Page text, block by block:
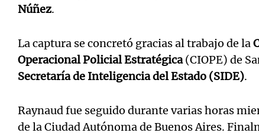
Núñez.
La captura se concretó gracias al trabajo de la
Operacional Policial Estratégica(CIOPE) de
Secretaría de Inteligencia del Estado (SIDE).
Raynaud fue seguido durante varias horas
de la Ciudad Autónoma de Buenos Aires.